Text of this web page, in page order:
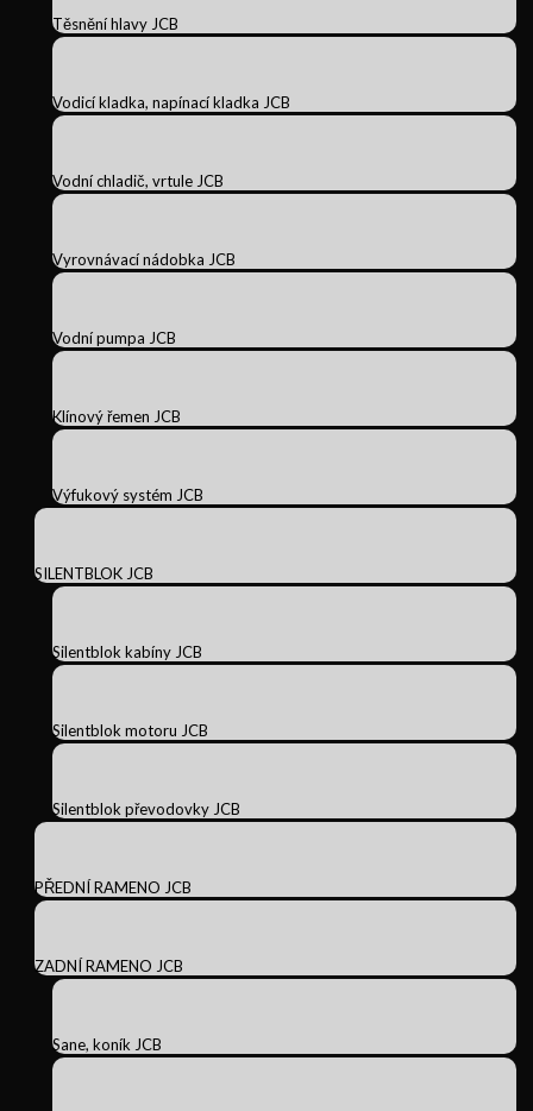
Těsnění hlavy JCB
Vodicí kladka, napínací kladka JCB
Vodní chladič, vrtule JCB
Vyrovnávací nádobka JCB
Vodní pumpa JCB
Klínový řemen JCB
Výfukový systém JCB
SILENTBLOK JCB
Silentblok kabíny JCB
Silentblok motoru JCB
Silentblok převodovky JCB
PŘEDNÍ RAMENO JCB
ZADNÍ RAMENO JCB
Sane, koník JCB